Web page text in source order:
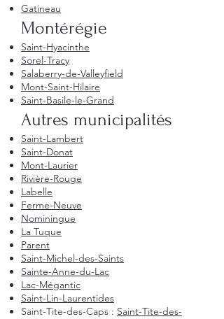
Gatineau
Montérégie
Saint-Hyacinthe
Sorel-Tracy
Salaberry-de-Valleyfield
Mont-Saint-Hilaire
Saint-Basile-le-Grand
Autres municipalités
Saint-Lambert
Saint-Donat
Mont-Laurier
Rivière-Rouge
Labelle
Ferme-Neuve
Nominingue
La Tuque
Parent
Saint-Michel-des-Saints
Sainte-Anne-du-Lac
Lac-Mégantic
Saint-Lin-Laurentides
Saint-Tite-des-Caps : Saint-Tite-des-